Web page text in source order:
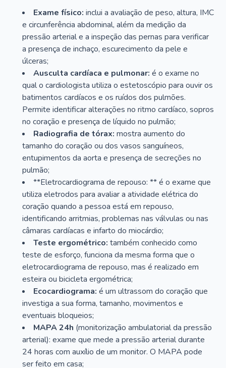
Exame físico: inclui a avaliação de peso, altura, IMC
e circunferência abdominal, além da medição da
pressão arterial e a inspeção das pernas para verificar
a presença de inchaço, escurecimento da pele e
úlceras;
Ausculta cardíaca e pulmonar: é o exame no
qual o cardiologista utiliza o estetoscópio para ouvir os
batimentos cardíacos e os ruídos dos pulmões.
Permite identificar alterações no ritmo cardíaco, sopros
no coração e presença de líquido no pulmão;
Radiografia de tórax: mostra aumento do
tamanho do coração ou dos vasos sanguíneos,
entupimentos da aorta e presença de secreções no
pulmão;
**Eletrocardiograma de repouso: ** é o exame que
utiliza eletrodos para avaliar a atividade elétrica do
coração quando a pessoa está em repouso,
identificando arritmias, problemas nas válvulas ou nas
câmaras cardíacas e infarto do miocárdio;
Teste ergométrico: também conhecido como
teste de esforço, funciona da mesma forma que o
eletrocardiograma de repouso, mas é realizado em
esteira ou bicicleta ergométrica;
Ecocardiograma: é um ultrassom do coração que
investiga a sua forma, tamanho, movimentos e
eventuais bloqueios;
MAPA 24h (monitorização ambulatorial da pressão
arterial): exame que mede a pressão arterial durante
24 horas com auxílio de um monitor. O MAPA pode
ser feito em casa;